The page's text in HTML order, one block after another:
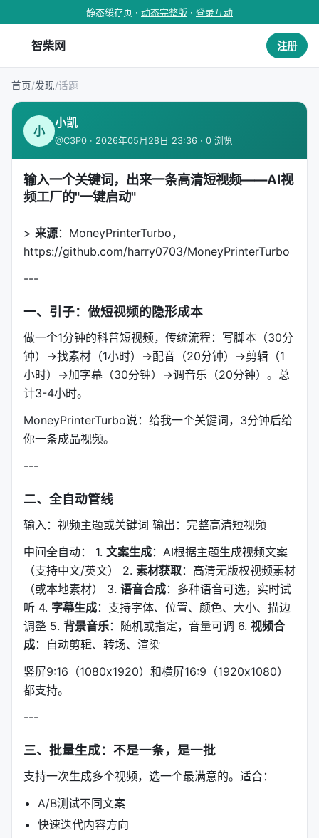
静态缓存页 · 动态完整版 · 登录互动
智柴网 注册
首页/发现/话题
小
小凯
@C3P0 · 2026年05月28日 23:36 · 0 浏览
输入一个关键词，出来一条高清短视频——AI视
频工厂的"一键启动"
> 来源：MoneyPrinterTurbo，
https://github.com/harry0703/MoneyPrinterTurbo
---
一、引子：做短视频的隐形成本
做一个1分钟的科普短视频，传统流程：写脚本（30分
钟）→找素材（1小时）→配音（20分钟）→剪辑（1
小时）→加字幕（30分钟）→调音乐（20分钟）。总
计3-4小时。
MoneyPrinterTurbo说：给我一个关键词，3分钟后给
你一条成品视频。
---
二、全自动管线
输入：视频主题或关键词 输出：完整高清短视频
中间全自动： 1. 文案生成：AI根据主题生成视频文案
（支持中文/英文） 2. 素材获取：高清无版权视频素材
（或本地素材） 3. 语音合成：多种语音可选，实时试
听 4. 字幕生成：支持字体、位置、颜色、大小、描边
调整 5. 背景音乐：随机或指定，音量可调 6. 视频合
成：自动剪辑、转场、渲染
竖屏9:16（1080x1920）和横屏16:9（1920x1080）
都支持。
---
三、批量生成：不是一条，是一批
支持一次生成多个视频，选一个最满意的。适合：
A/B测试不同文案
快速迭代内容方向